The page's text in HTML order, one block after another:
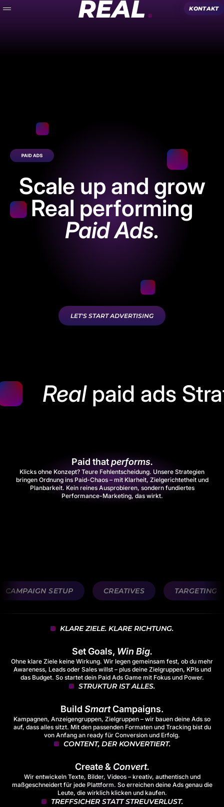
REAL.
Menü
Scale up and grow
Real performing
Paid Ads.
LET'S START ADVERTISING
Realpaid ads
Paid thatperforms.
Klicks ohne Konzept? Teure Fehlentscheidung. Unsere Strategien
bringen Ordnung ins Paid-Chaos – mit Klarheit, Zielgerichtetheit und
Planbarkeit. Kein reines Ausprobieren, sondern fundiertes
Performance-Marketing, das wirkt.
CAMPAIGN SETUP CREATIVES TARGETING
KLARE ZIELE. KLARE RICHTUNG.
Set Goals, Win Big.
Ohne klare Ziele keine Wirkung. Wir legen gemeinsam fest, ob du mehr
Awareness, Leads oder Sales willst – plus deine Zielgruppen, KPIs und
das Budget. So startet dein Paid Ads Game mit Fokus und Power.
STRUKTUR IST ALLES.
Build SmartCampaigns.
Kampagnen, Anzeigengruppen, Zielgruppen – wir bauen deine Ads so
auf, dass alles sitzt. Mit den passenden Formaten und Tracking bist du
von Anfang an ready für Conversion und Erfolg.
CONTENT, DER KONVERTIERT.
Create & Convert.
Wir entwickeln Texte, Bilder, Videos – kreativ, authentisch und
maßgeschneidert für jede Plattform. So erreichen deine Ads genau die
Leute, die wirklich klicken und kaufen.
TREFFSICHER STATT STREUVERLUST.